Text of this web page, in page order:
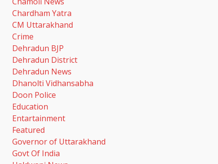
Chardham Yatra
CM Uttarakhand
Crime
Dehradun BJP
Dehradun District
Dehradun News
Dhanolti Vidhansabha
Doon Police
Education
Entartainment
Featured
Governor of Uttarakhand
Govt Of India